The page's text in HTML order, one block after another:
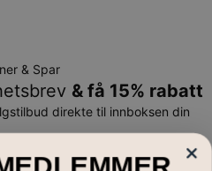
& Spar
& få 15% rabatt
direkte til innboksen din